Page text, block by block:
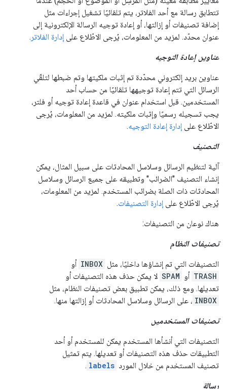
تتطابق رسالة مع أحد الفلاتر، يتم تلقائيًا تشغيل إجراءات مثل
إضافة تصنيفات أو إزالتها، أو إعادة توجيه الرسالة الإلكترونية إلى
عنوان محدّد. لمزيد من المعلومات، يُرجى الاطّلاع على إدارة الفلاتر .
عناوين إعادة التوجيه
عناوين بريد إلكتروني محدّدة تم إثبات ملكيتها وتم ضبطها لتلقّي
الرسائل التي تتم إعادة توجيهها تلقائيًا من حساب أحد
المستخدمين. قبل استخدام عنوان في قاعدة إعادة توجيه أو فلتر،
يجب تسجيله رسميًا وإثبات ملكيته. لمزيد من المعلومات، يُرجى
الاطّلاع على إدارة إعادة التوجيه.
التصنيف
آلية لتنظيم الرسائل وسلاسل المحادثات على سبيل المثال، يمكن
إنشاء التصنيف "الضرائب" وتطبيقه على جميع الرسائل وسلاسل
المحادثات ذات الصلة بضرائب المستخدم. لمزيد من المعلومات،
يُرجى الاطّلاع على إدارة التصنيفات.
هناك نوعان من التصنيفات:
تصنيفات النظام
التصنيفات التي تم إنشاؤها داخليًا، مثل INBOX أو
TRASH أو SPAM لا يمكن حذف هذه التصنيفات أو
تعديلها. ومع ذلك، يمكن تطبيق بعض تصنيفات النظام، مثل
INBOX ، على الرسائل وسلاسل المحادثات أو إزالتها منها.
تصنيفات المستخدمين
التصنيفات التي أنشأها المستخدم يمكن للمستخدم أو أحد
التطبيقات حذف هذه التصنيفات أو تعديلها. يتم تمثيل
تصنيف المستخدم من خلال المورد labels
.
رسالة